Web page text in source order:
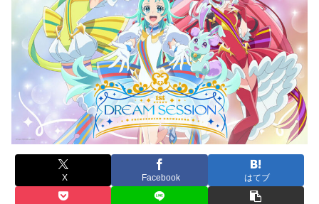
X Facebook はてブ